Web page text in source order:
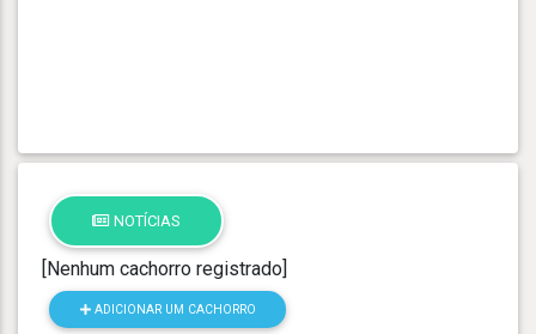
NOTÍCIAS
[Nenhum cachorro registrado]
ADICIONAR UM CACHORRO